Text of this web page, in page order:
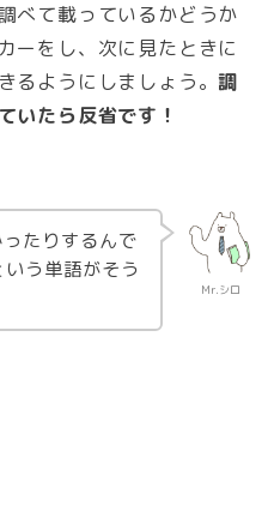
べて載っているかどうか
ーをし、次に見たときに
るようにしましょう。調
いたら反省です！
Mr.シロ
たりするんで
う単語がそう